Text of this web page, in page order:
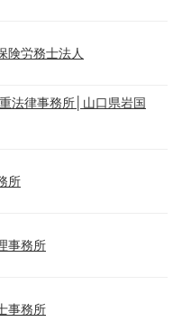
険労務士法人
法律事務所│山口県岩国
所
事務所
事務所